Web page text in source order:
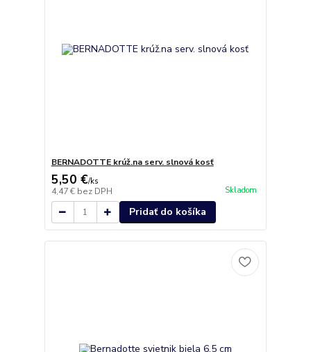
BERNADOTTE krúž.na serv. slnová kosť
5,50 €/ks
4,47 € bez DPH Skladom
Pridať do košíka